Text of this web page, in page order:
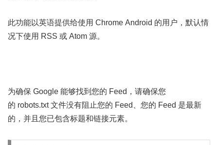
此功能以英语提供给使用 Chrome Android 的用户，默认情
况下使用 RSS 或 Atom 源。
为确保 Google 能够找到您的 Feed，请确保您
的 robots.txt 文件没有阻止您的 Feed、您的 Feed 是最新
的，并且您已包含标题和链接元素。